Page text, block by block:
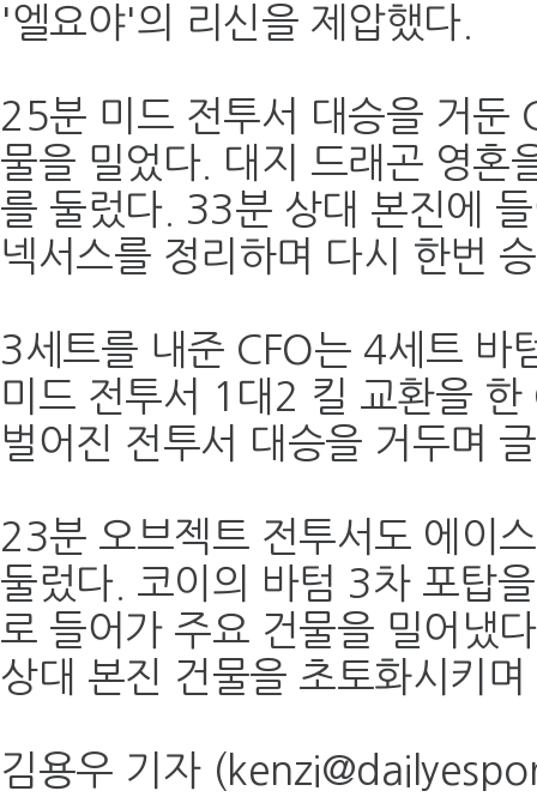
'엘요야'의 리신을 제압했다.
25분 미드 전투서 대승을 거둔
물을 밀었다. 대지 드래곤 영혼
를 둘렀다. 33분 상대 본진에
넥서스를 정리하며 다시 한번
3세트를 내준 CFO는 4세트 바
미드 전투서 1대2 킬 교환을
벌어진 전투서 대승을 거두며
23분 오브젝트 전투서도 에이
둘렀다. 코이의 바텀 3차 포탑
로 들어가 주요 건물을 밀어냈
상대 본진 건물을 초토화시키
김용우 기자